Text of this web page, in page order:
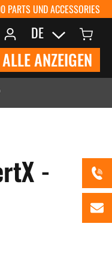
PARTS UND ACCESSORIES
ALLE ANZEIGEN
DE
-